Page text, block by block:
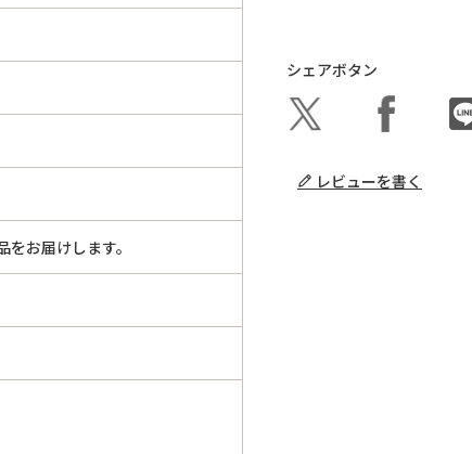
お届けします。
シェアボタン
レビューを書く